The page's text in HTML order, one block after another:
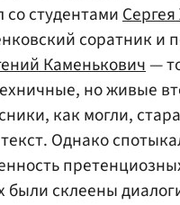
со студентами
соратник и
Каменькович—
но живые
как могли,
Однако
были склеены